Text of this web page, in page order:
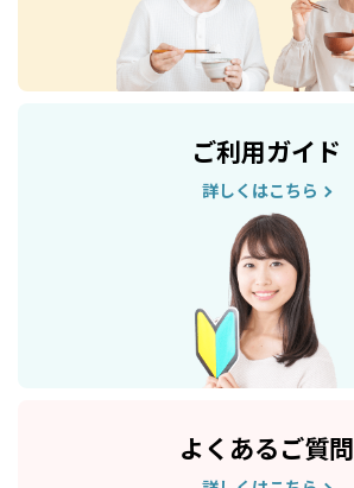
ご利用ガイド
詳しくはこちら
よくあるご質問